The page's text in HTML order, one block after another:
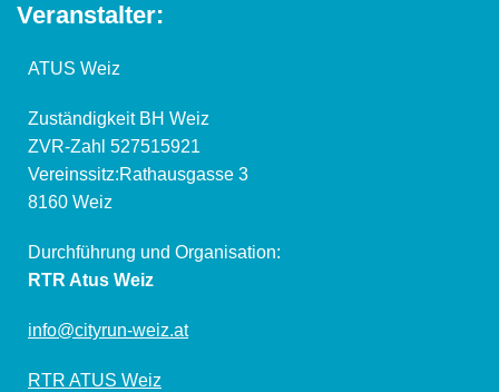
Veranstalter:
ATUS Weiz
Zuständigkeit BH Weiz
ZVR-Zahl 527515921
Vereinssitz:Rathausgasse 3
8160 Weiz
Durchführung und Organisation:
RTR Atus Weiz
info@cityrun-weiz.at
RTR ATUS Weiz